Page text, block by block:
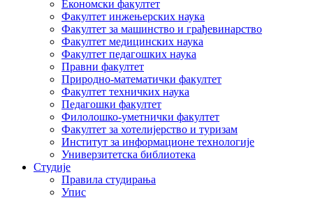
Економски факултет
Факултет инжењерских наука
Факултет за машинство и грађевинарство
Факултет медицинских наука
Факултет педагошких наука
Правни факултет
Природно-математички факултет
Факултет техничких наука
Педагошки факултет
Филолошко-уметнички факултет
Факултет за хотелијерство и туризам
Институт за информационе технологије
Универзитетска библиотека
Студије
Правила студирања
Упис